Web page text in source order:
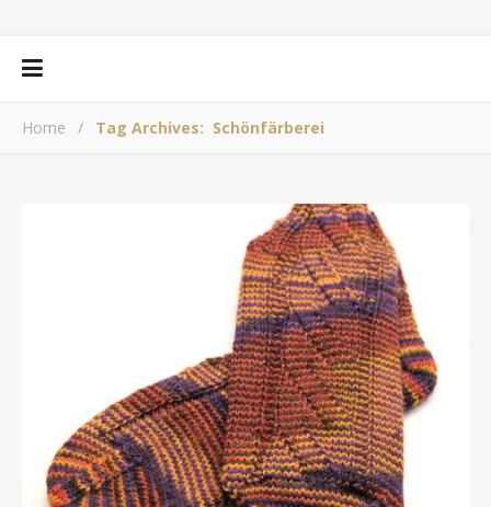
Home / Tag Archives: Schönfärberei